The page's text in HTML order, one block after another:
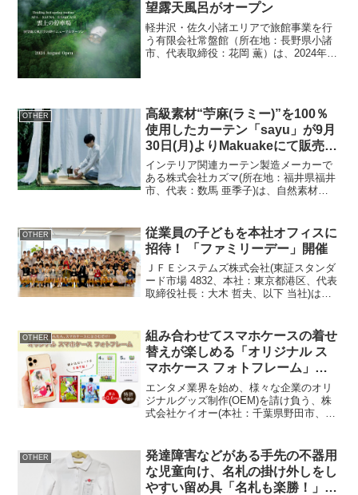
望露天風呂がオープン
軽井沢・佐久小諸エリアで旅館事業を行
う有限会社常盤館（所在地：長野県小諸
市、代表取締役：花岡 薫）は、2024年8
OTHER
高級素材“苧麻(ラミー)”を100％
使用したカーテン「sayu」が9月
30日(月)よりMakuakeにて販売開
始
インテリア関連カーテン製造メーカーで
ある株式会社カズマ(所在地：福井県福井
市、代表：数馬 亜季子)は、自然素材
ミー)100％のカーテン「sayu」を、応援
購入...
OTHER
従業員の子どもを本社オフィスに
招待！ 「ファミリーデー」開催
ＪＦＥシステムズ株式会社(東証スタンダ
ード市場 4832、本社：東京都港区、代表
取締役社長：大木 哲夫、以下 当社)は、
開催したことをお知らせします。本イベ
ントは、...
OTHER
組み合わせてスマホケースの着せ
替えが楽しめる「オリジナル ス
マホケース フォトフレーム」販
売開始 推し活グッズや企業ノベ
ルティにもオススメ
エンタメ業界を始め、様々な企業のオリ
ジナルグッズ制作(OEM)を請け負う、株
式会社ケイオー(本社：千葉県野田市、代
インを楽しめるオリジナル スマホケース
フォトフレ...
OTHER
発達障害などがある手先の不器用
な児童向け、名札の掛け外しをし
やすい留め具「名札も楽勝！」を